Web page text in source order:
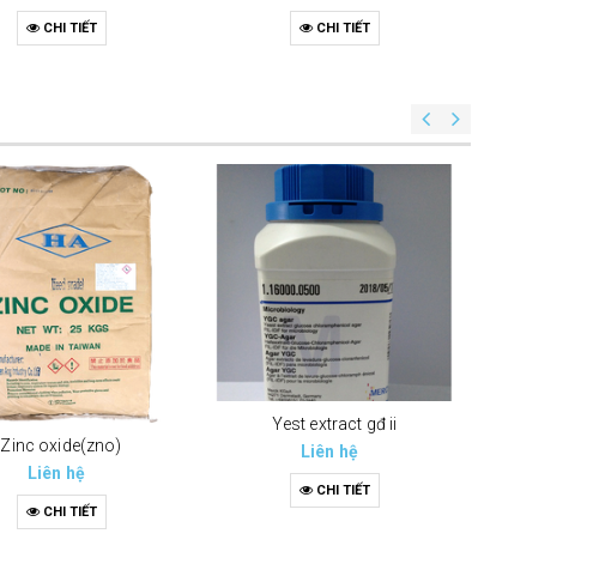
CHI TIẾT CHI TIẾT
Zinc oxide(zno)
Liên hệ
CHI TIẾT
Yest extract gđ ii
Liên hệ
CHI TIẾT